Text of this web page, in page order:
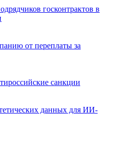
госконтрактов в
от переплаты за
санкции
данных для ИИ-